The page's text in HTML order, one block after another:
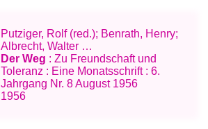
Putziger, Rolf (red.); Benrath, Henry;
Albrecht, Walter …
Der Weg : Zu Freundschaft und
Toleranz : Eine Monatsschrift : 6.
Jahrgang Nr. 8 August 1956
1956